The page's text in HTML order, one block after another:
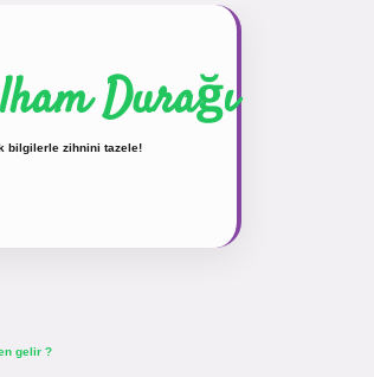
Durağı
bilgilerle zihnini tazele!
gelir ?